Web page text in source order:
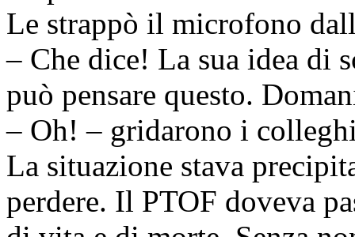
Le strappò il microfono
– Che dice! La sua idea di
può pensare questo.
– Oh! – gridarono i
La situazione stava
perdere. Il PTOF doveva